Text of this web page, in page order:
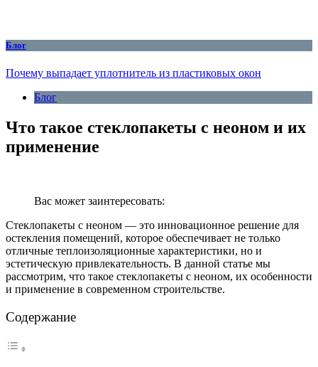
Блог
Почему выпадает уплотнитель из пластиковых окон
Блог
Что такое стеклопакеты с неоном и их
применение
Вас может заинтересовать:
Стеклопакеты с неоном — это инновационное решение для
остекления помещений, которое обеспечивает не только
отличные теплоизоляционные характеристики, но и
эстетическую привлекательность. В данной статье мы
рассмотрим, что такое стеклопакеты с неоном, их особенности
и применение в современном строительстве.
Содержание